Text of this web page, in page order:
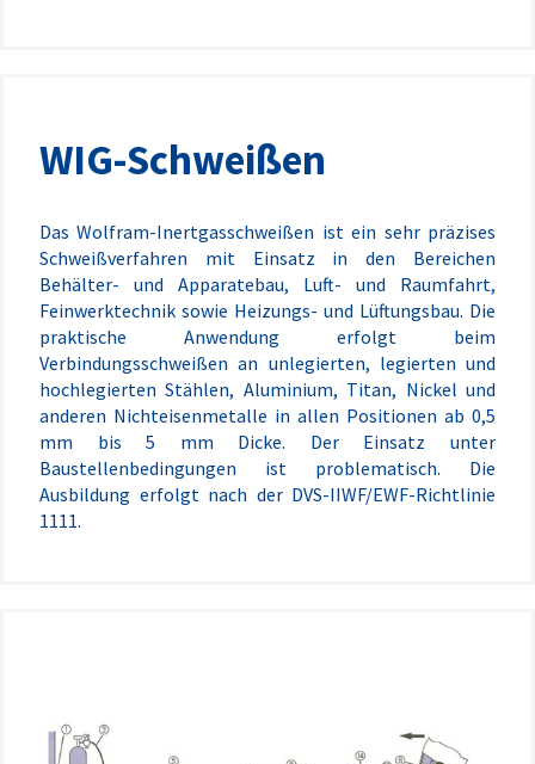
WIG-Schweißen
Das Wolfram-Inertgasschweißen ist ein sehr präzises
Schweißverfahren mit Einsatz in den Bereichen
Behälter- und Apparatebau, Luft- und Raumfahrt,
Feinwerktechnik sowie Heizungs- und Lüftungsbau. Die
praktische Anwendung erfolgt beim
Verbindungsschweißen an unlegierten, legierten und
hochlegierten Stählen, Aluminium, Titan, Nickel und
anderen Nichteisenmetalle in allen Positionen ab 0,5
mm bis 5 mm Dicke. Der Einsatz unter
Baustellenbedingungen ist problematisch. Die
Ausbildung erfolgt nach der DVS-IIWF/EWF-Richtlinie
1111.